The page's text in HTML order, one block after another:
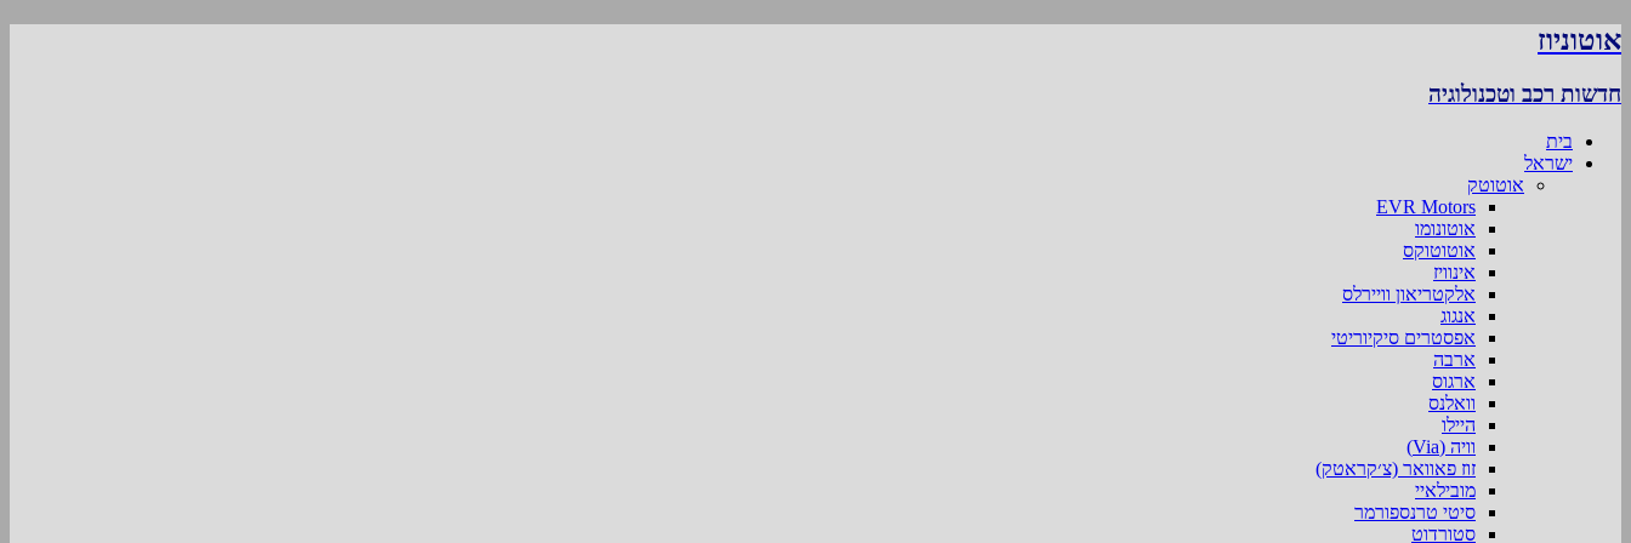
אוטוניוז
חדשות רכב וטכנולוגיה
בית
ישראל
אוטוטק
EVR Motors
אוטונומו
אוטוטוקס
אינוויז
אלקטריאון וויירלס
אנגוג
אפסטרים סיקיוריטי
ארבה
ארגוס
וואלנס
היילו
וויה (Via)
זוז פאוואר (צ׳קראטק)
מובילאיי
סיטי טרנספורמר
סטורדוט